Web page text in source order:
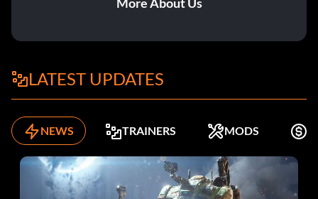
LATEST UPDATES
NEWS TRAINERS MODS